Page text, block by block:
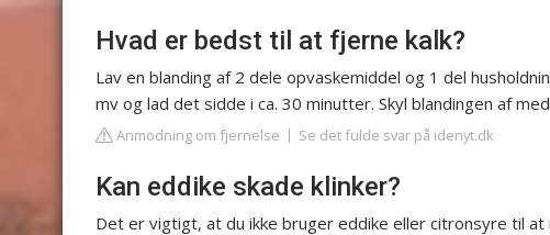
Hvad er bedst til at fjerne kalk?
Lav en blanding af 2 dele opvaskemiddel og 1 del
mv og lad det sidde i ca. 30 minutter. Skyl blandingen af
Anmodning om fjernelse Se det fulde svar på idenyt.dk
Kan eddike skade klinker?
Det er vigtigt, at du ikke bruger eddike eller citronsyre til